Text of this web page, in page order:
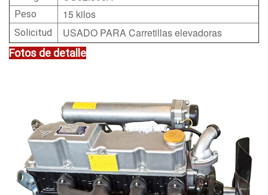
Peso 15 kilos
Solicitud USADO PARA Carretillas elevadoras
Fotos de detalle